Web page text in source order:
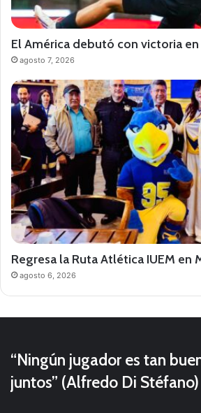
El América debutó con victoria en
agosto 7, 2026
Regresa la Ruta Atlética IUEM en
agosto 6, 2026
“Ningún jugador es tan
juntos” (Alfredo Di Stéfano)